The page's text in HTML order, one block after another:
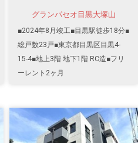
グランパセオ目黒大塚山
■2024年8月竣工■目黒駅徒歩18分■
総戸数23戸■東京都目黒区目黒4-
15-4■地上3階 地下1階 RC造■フリ
ーレント2ヶ月